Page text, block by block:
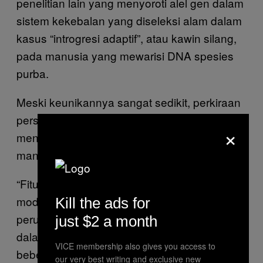
sistem kekebalan yang diseleksi alam dalam
kasus “introgresi adaptif”, atau kawin silang,
pada manusia yang mewarisi DNA spesies
purba.
Meski keunikannya sangat sedikit, perkiraan
persentase genom manusia dapat
menentukan lebih banyak tentang spesies
manusia daripada yang kita sadari.
“Fitur biologis yang hanya dimiliki manusia
modern dikendalikan sejumlah kecil
perubahan genetik yang dapat diselidiki
dalam penelitian selanjutnya. Itu artinya
beberapa kelompok hominin purba—seperti
×
Kill the ads for
just $2 a month
VICE membership also gives you access to
our very best writing and exclusive new